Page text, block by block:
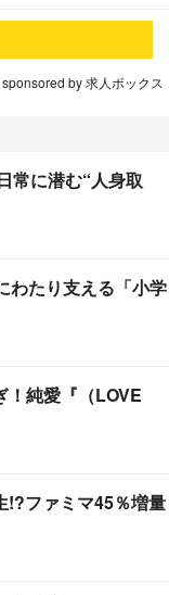
sponsored by 求人ボックス
常に潜む“人身取
わたり支える「小学
！純愛『（LOVE
!?ファミマ45％増量